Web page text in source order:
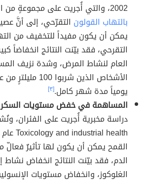
2002، والتي أُجريت على مجموعةٍ من الأشخاص المصابين
بالتهاب القولون التقرّحي، إلى أنَّ
يمكن أن يكون مفيداً للتخفيف من
التقرحي، فقد بيّنت النتائج انخفاضاً
العام لنشاط المرض، وشدة نزيف
الأشخاص الذين
يومياً مدة شهر كامل.[٣]
المساهمة في خفض مستويات
دراسة مخبرية أُجريت على الفئران،
القمح يمكن أن يكون لها تأثيرٌ فعالّ
الدم، فقد بيّنت النتائج انخفاض
الغلوكوز، وانخفاض مستويات